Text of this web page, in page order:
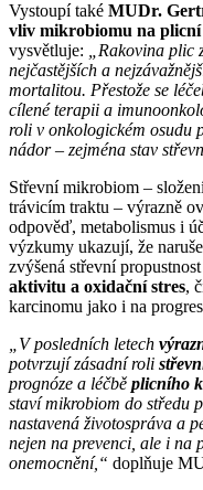
Vystoupí také MUDr.
vliv mikrobiomu na
vysvětluje: „Rakovina plic
nejčastějších a
mortalitou. Přestože se
cílené terapii a
roli v onkologickém osudu
nádor – zejména stav
Střevní mikrobiom –
trávicím traktu – výrazně
odpověď, metabolismus i
výzkumy ukazují, že
zvýšená střevní
aktivitu a oxidační stres,
karcinomu jako i na
„V posledních letech
potvrzují zásadní roli
prognóze a léčbě plicního
staví mikrobiom do středu
nastavená životospráva a
nejen na prevenci, ale i na
onemocnění,“ doplňuje